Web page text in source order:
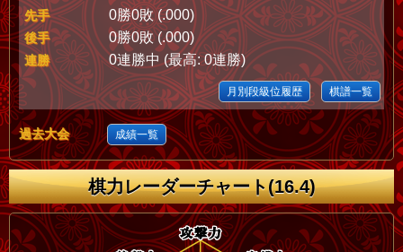
先手 0勝0敗 (.000)
後手 0勝0敗 (.000)
連勝 0連勝中 (最高: 0連勝)
月別段級位履歴 棋譜一覧
過去大会 成績一覧
棋力レーダーチャート(16.4)